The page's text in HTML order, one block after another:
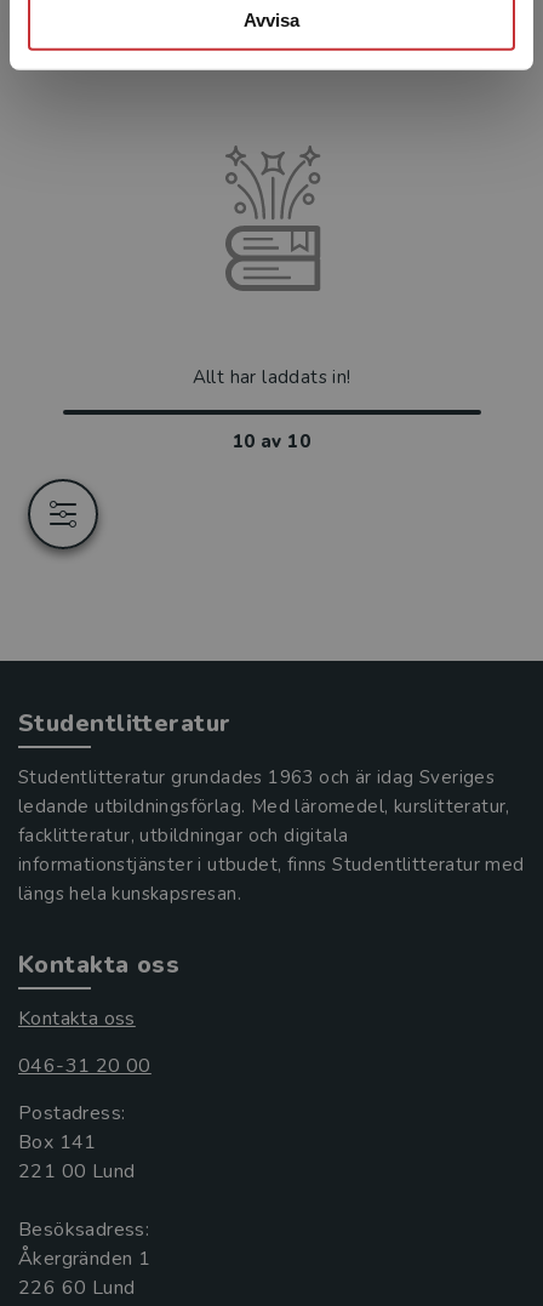
Avvisa
Exkl. moms: 444 kr
Allt har laddats in!
10 av 10
Studentlitteratur
Studentlitteratur grundades 1963 och är idag Sveriges
ledande utbildningsförlag. Med läromedel, kurslitteratur,
facklitteratur, utbildningar och digitala
informationstjänster i utbudet, finns Studentlitteratur med
längs hela kunskapsresan.
Kontakta oss
Kontakta oss
046-31 20 00
Postadress:
Box 141
221 00 Lund
Besöksadress:
Åkergränden 1